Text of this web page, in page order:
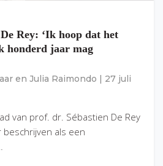
Rey: ‘Ik hoop dat het
honderd jaar mag
en Julia Raimondo
27 juli
van prof. dr. Sébastien De Rey
beschrijven als een